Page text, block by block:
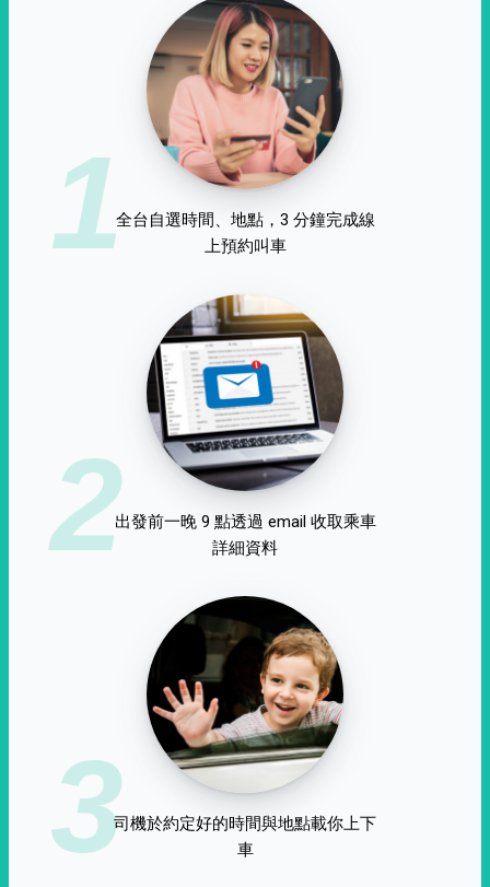
1全台自選時間、地點，3 分鐘完成線
上預約叫車
2出發前一晚 9 點透過 email 收取乘車
詳細資料
3司機於約定好的時間與地點載你上下
車